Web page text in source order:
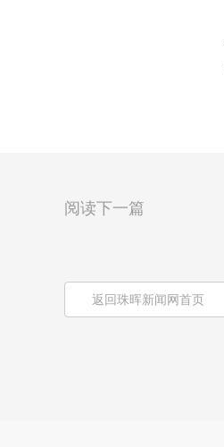
阅读下一篇
返回珠晖新闻网首页